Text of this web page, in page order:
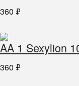
360 ₽
AA 1 Sexylion
360 ₽